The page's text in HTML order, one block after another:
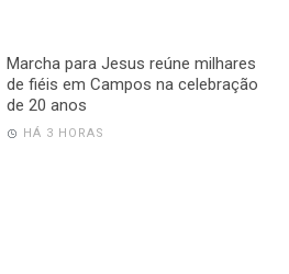
Marcha para Jesus reúne milhares
de fiéis em Campos na celebração
de 20 anos
HÁ 3 HORAS